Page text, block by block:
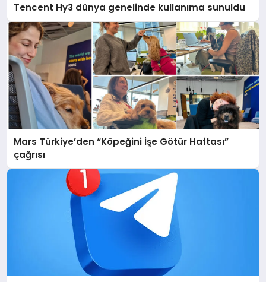
Tencent Hy3 dünya genelinde kullanıma sunuldu
Mars Türkiye’den “Köpeğini İşe Götür Haftası”
çağrısı